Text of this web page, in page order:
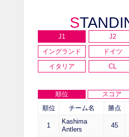
J1 J2
イングランド
ドイツ
イタリア
CL
順位 スコア
順位
チーム名 勝点
1
Kashima
Antlers
45